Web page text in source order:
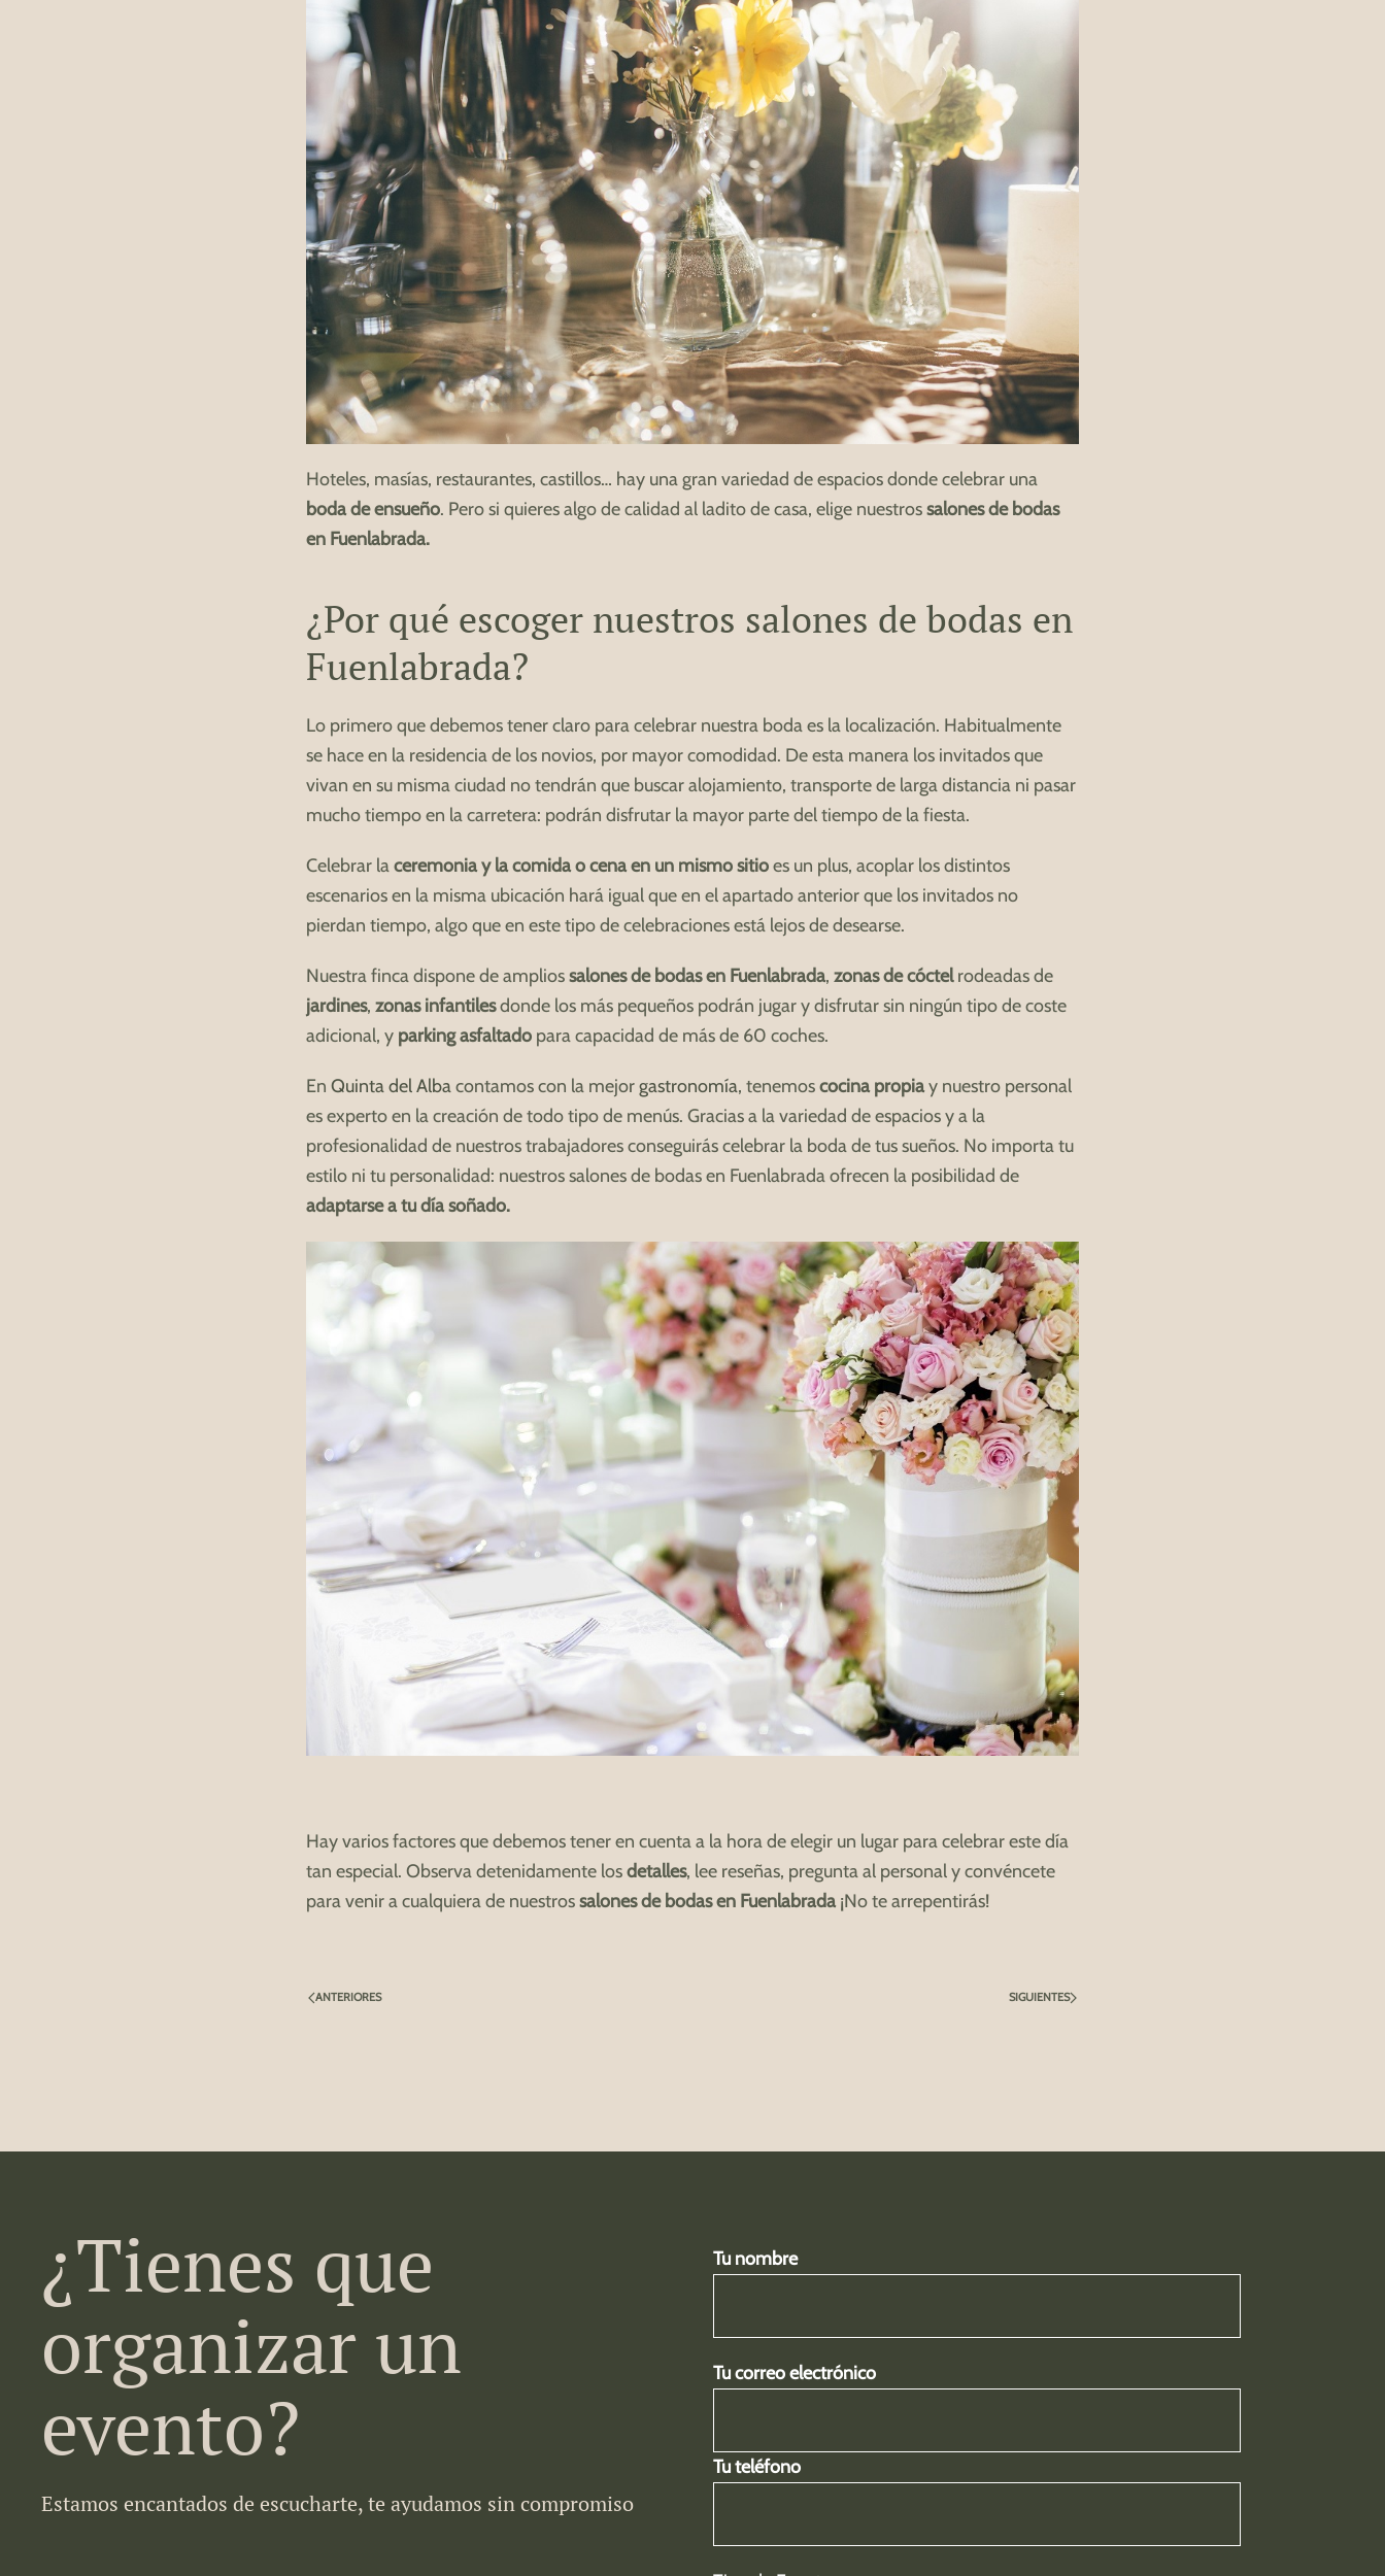
Hoteles, masías, restaurantes, castillos… hay una gran variedad de espacios donde celebrar una
boda de ensueño. Pero si quieres algo de calidad al ladito de casa, elige nuestrossalones de bodas
en Fuenlabrada.
¿Por qué escoger nuestros salones de bodas en
Fuenlabrada?
Lo primero que debemos tener claro para celebrar nuestra boda es la localización. Habitualmente
se hace en la residencia de los novios, por mayor comodidad. De esta manera los invitados que
vivan en su misma ciudad no tendrán que buscar alojamiento, transporte de larga distancia ni pasar
mucho tiempo en la carretera: podrán disfrutar la mayor parte del tiempo de la fiesta.
Celebrar laceremonia y la comida o cena en un mismo sitioes un plus, acoplar los distintos
escenarios en la misma ubicación hará igual que en el apartado anterior que los invitados no
pierdan tiempo, algo que en este tipo de celebraciones está lejos de desearse.
Nuestra finca dispone de ampliossalones de bodas en Fuenlabrada, zonas de cóctelrodeadas de
jardines, zonas infantilesdonde los más pequeños podrán jugar y disfrutar sin ningún tipo de coste
adicional, y parking asfaltado para capacidad de más de 60 coches.
En Quinta del Albacontamos con la mejorgastronomía, tenemoscocina propiay nuestro personal
es experto en la creación de todo tipo de menús. Gracias a la variedad de espacios y a la
profesionalidad de nuestros trabajadores conseguirás celebrar la boda de tus sueños. No importa tu
estilo ni tu personalidad: nuestros salones de bodas en Fuenlabrada ofrecen la posibilidad de
adaptarse a tu día soñado.
Hay varios factores que debemos tener en cuenta a la hora de elegir un lugar para celebrar este día
tan especial. Observa detenidamente losdetalles, lee reseñas, pregunta al personal y convéncete
para venir a cualquiera de nuestrossalones de bodas en Fuenlabrada¡No te arrepentirás!
ANTERIORES SIGUIENTES
¿Tienes que
organizar un
evento?
Estamos encantados de escucharte, te ayudamos sin compromiso
Tu nombre
Tu correo electrónico
Tu teléfono